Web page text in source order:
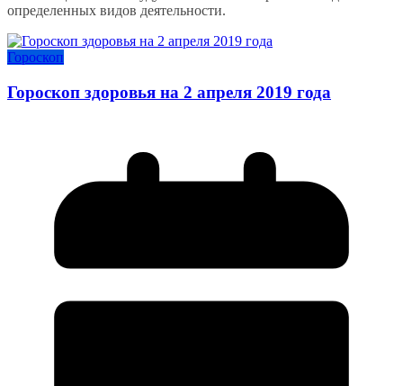
определенных видов деятельности.
Гороскоп
Гороскоп здоровья на 2 апреля 2019 года